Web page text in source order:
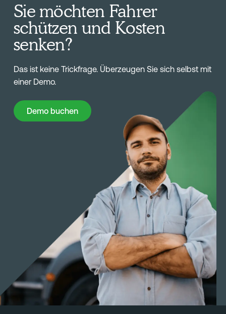
Sie möchten Fahrer
schützen und Kosten
senken?
Das ist keine Trickfrage. Überzeugen Sie sich selbst mit
einer Demo.
Demo buchen
Demo buchen